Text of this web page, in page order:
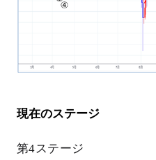
現在のステージ
第4ステージ